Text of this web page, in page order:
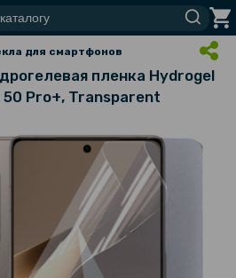
для смартфонов
пленка Hydrogel
Pro+, Transparent